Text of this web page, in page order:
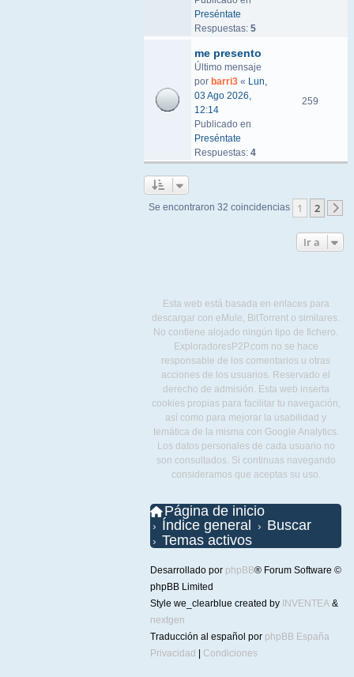
Preséntate
Respuestas: 5
me presento
Último mensaje
por barri3 « Lun,
03 Ago 2026,
12:14
Publicado en
Preséntate
Respuestas: 4
259
Se encontraron 32 coincidencias 1 2
Ir a
Esta web está basada en enlaces para
descargar con eMule, BitTorrent o similares.
No contiene alojado ningún tipo de fichero.
ExploradoresP2P.com no se hace
responsable de los comentarios u otras
acciones de los usuarios. Reservado el
derecho de admisión. Esta web inserta
cookies propias para facilitar tu navegación,
así como para mejorar la usabilidad y
temática de la misma con Google Analytics.
Los datos personales de cada usuario no
son consultados. Si continuas navegando
consideramos que aceptas su uso.
Página de inicio
Índice general
Buscar
Temas activos
Desarrollado por phpBB® Forum Software ©
phpBB Limited
Style we_clearblue created by INVENTEA &
nextgen
Traducción al español por phpBB España
Privacidad
Condiciones